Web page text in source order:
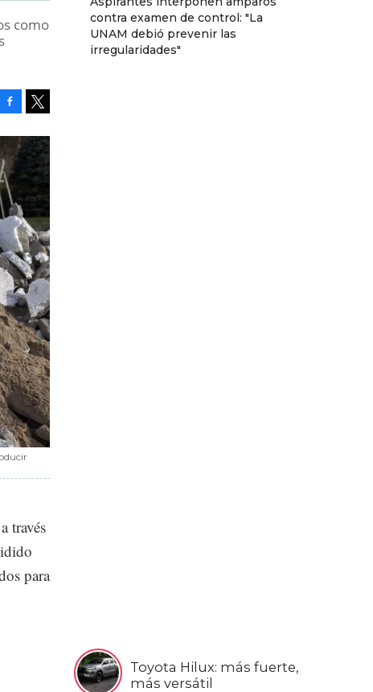
contra examen de control: "La
UNAM debió prevenir las
irregularidades"
Toyota Hilux: más fuerte,
más versátil
como
través
para